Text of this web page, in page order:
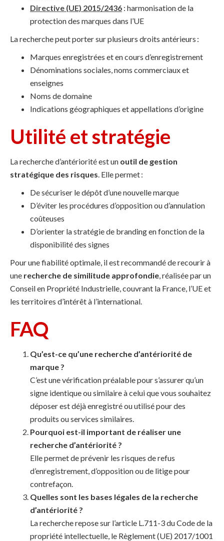
Directive (UE) 2015/2436 : harmonisation de la
protection des marques dans l’UE
La recherche peut porter sur plusieurs droits antérieurs :
Marques enregistrées et en cours d’enregistrement
Dénominations sociales, noms commerciaux et
enseignes
Noms de domaine
Indications géographiques et appellations d’origine
Utilité et stratégie
La recherche d’antériorité est un outil de gestion
stratégique des risques. Elle permet :
De sécuriser le dépôt d’une nouvelle marque
D’éviter les procédures d’opposition ou d’annulation
coûteuses
D’orienter la stratégie de branding en fonction de la
disponibilité des signes
Pour une fiabilité optimale, il est recommandé de recourir à
une recherche de similitude approfondie, réalisée par un
Conseil en Propriété Industrielle, couvrant la France, l’UE et
les territoires d’intérêt à l’international.
FAQ
Qu’est-ce qu’une recherche d’antériorité de
marque ?
C’est une vérification préalable pour s’assurer qu’un
signe identique ou similaire à celui que vous souhaitez
déposer est déjà enregistré ou utilisé pour des
produits ou services similaires.
Pourquoi est-il important de réaliser une
recherche d’antériorité ?
Elle permet de prévenir les risques de refus
d’enregistrement, d’opposition ou de litige pour
contrefaçon.
Quelles sont les bases légales de la recherche
d’antériorité ?
La recherche repose sur l’article L.711-3 du Code de la
propriété intellectuelle, le Règlement (UE) 2017/1001